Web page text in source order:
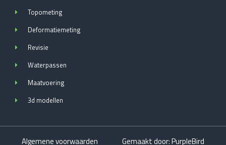
Topometing
Deformatiemeting
Revisie
Waterpassen
Maatvoering
3d modellen
Algemene voorwaarden Gemaakt door: PurpleBird